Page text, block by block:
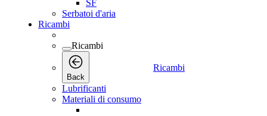
SF
Serbatoi d'aria
Ricambi
Ricambi
Back
Ricambi
Lubrificanti
Materiali di consumo